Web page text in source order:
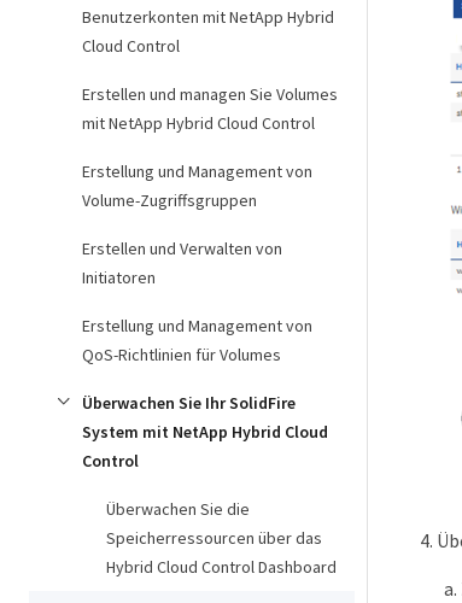
Benutzerkonten mit NetApp Hybrid
Cloud Control
Erstellen und managen Sie Volumes
mit NetApp Hybrid Cloud Control
Erstellung und Management von
Volume-Zugriffsgruppen
Erstellen und Verwalten von
Initiatoren
Erstellung und Management von
QoS-Richtlinien für Volumes
Überwachen Sie Ihr SolidFire
System mit NetApp Hybrid Cloud
Control
Überwachen Sie die
Speicherressourcen über das
Hybrid Cloud Control Dashboard